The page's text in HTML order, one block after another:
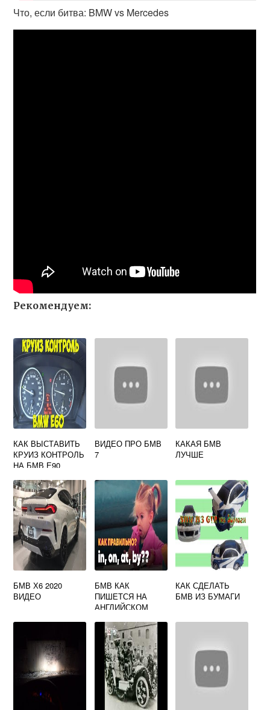
Что, если битва: BMW vs Mercedes
Рекомендуем:
КАК ВЫСТАВИТЬ
КРУИЗ КОНТРОЛЬ
НА БМВ Е90
ВИДЕО ПРО БМВ
7
КАКАЯ БМВ
ЛУЧШЕ
БМВ Х6 2020
ВИДЕО
БМВ КАК
ПИШЕТСЯ НА
АНГЛИЙСКОМ
КАК СДЕЛАТЬ
БМВ ИЗ БУМАГИ